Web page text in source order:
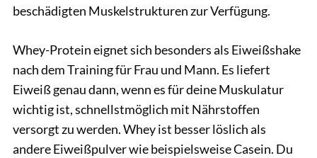
beschädigten Muskelstrukturen zur Verfügung.
Whey-Protein eignet sich besonders als Eiweißshake
nach dem Training für Frau und Mann. Es liefert
Eiweiß genau dann, wenn es für deine Muskulatur
wichtig ist, schnellstmöglich mit Nährstoffen
versorgt zu werden. Whey ist besser löslich als
andere Eiweißpulver wie beispielsweise Casein. Du